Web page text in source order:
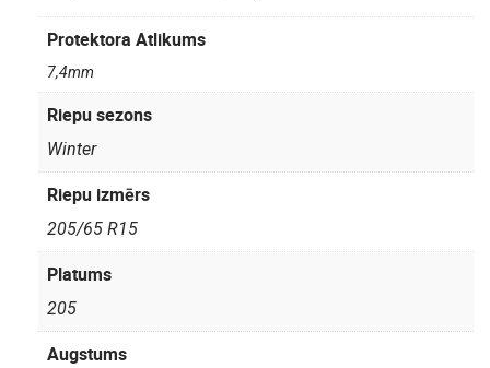
Protektora Atlikums
7,4mm
Riepu sezons
Winter
Riepu izmērs
205/65 R15
Platums
205
Augstums